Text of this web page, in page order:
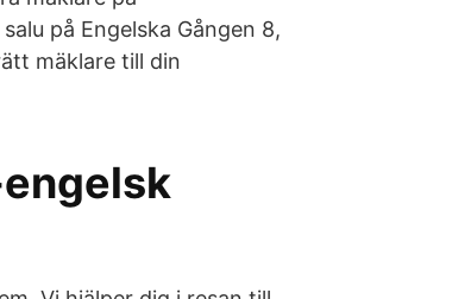
på Engelska Gången 8,
mäklare till din